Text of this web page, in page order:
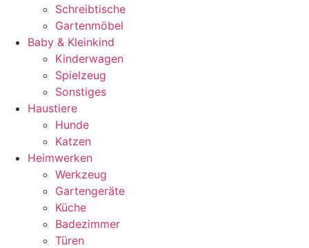
Schreibtische
Gartenmöbel
Baby & Kleinkind
Kinderwagen
Spielzeug
Sonstiges
Haustiere
Hunde
Katzen
Heimwerken
Werkzeug
Gartengeräte
Küche
Badezimmer
Türen